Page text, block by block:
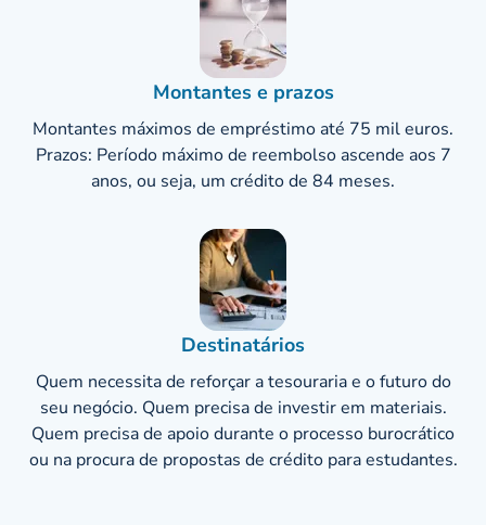
Montantes e prazos
Montantes máximos de empréstimo até 75 mil euros.
Prazos: Período máximo de reembolso ascende aos 7
anos, ou seja, um crédito de 84 meses.
Destinatários
Quem necessita de reforçar a tesouraria e o futuro do
seu negócio. Quem precisa de investir em materiais.
Quem precisa de apoio durante o processo burocrático
ou na procura de propostas de crédito para estudantes.